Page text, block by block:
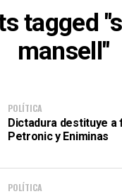
tagged
mansell"
POLÍTICA
Dictadura destituye a
Petronic y Eniminas
POLÍTICA